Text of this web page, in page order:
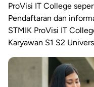
ProVisi IT College
Pendaftaran dan
STMIK ProVisi IT
Karyawan S1 S2